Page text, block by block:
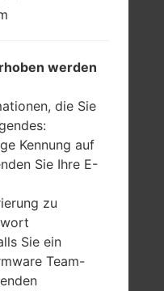
werden
die Sie
Kennung auf
Sie Ihre E-
zu
Sie ein
Team-